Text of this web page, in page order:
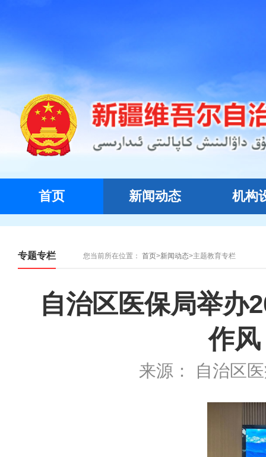
首页 新闻动态 机构
专题专栏 您当前所在位置： 首页>新闻动态>主题教育专栏
自治区医保局举办
作
来源： 自治区